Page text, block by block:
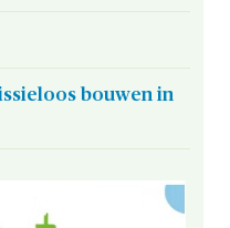
bouwen in